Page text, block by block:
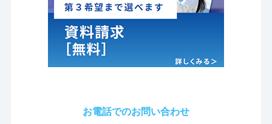
お電話でのお問い合わせ